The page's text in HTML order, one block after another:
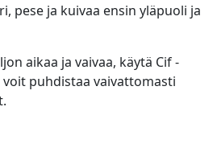
pese ja kuivaa ensin yläpuoli ja
aikaa ja vaivaa, käytä Cif-
voit puhdistaa vaivattomasti